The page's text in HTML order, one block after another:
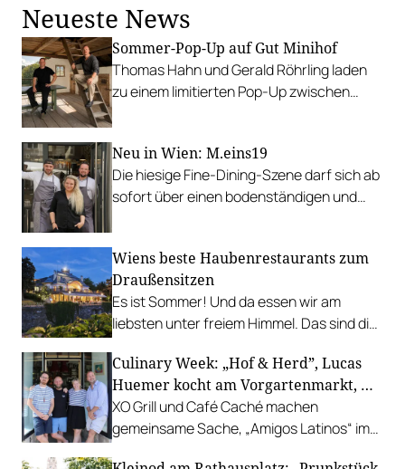
Neueste News
Sommer-Pop-Up auf Gut Minihof
Thomas Hahn und Gerald Röhrling laden
zu einem limitierten Pop-Up zwischen
Neu in Wien: M.eins19
Die hiesige Fine-Dining-Szene darf sich ab
sofort über einen bodenständigen und
Wiens beste Haubenrestaurants zum
Draußensitzen
Es ist Sommer! Und da essen wir am
liebsten unter freiem Himmel. Das sind die
Gastgarten.
Culinary Week: „Hof & Herd”, Lucas
Huemer kocht am Vorgartenmarkt, …
XO Grill und Café Caché machen
gemeinsame Sache, „Amigos Latinos“ im